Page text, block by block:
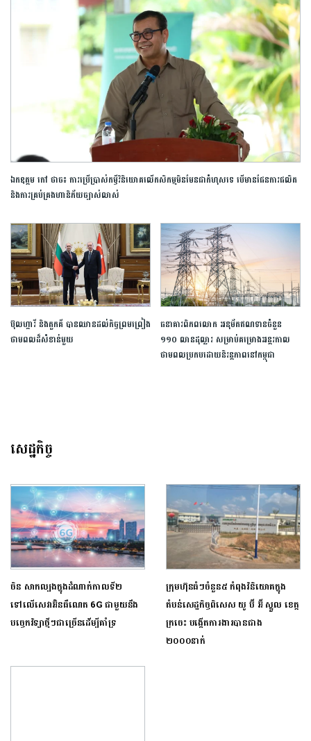
ឯកឧត្តម ​កៅ ​ថា​ច៖​ ​ការ​ប្រើប្រាស់​កម្ចី​វិនិយោគលើ​កសិកម្ម​មិន​មែន​ជា​កំហុស​ទេ ​បើ​មាន​ផែនការ​ផលិត​ ​
និង​ការ​គ្រប់គ្រង​ហានិភ័យ​ច្បាស់លាស់​
ប៊ុលហ្ការី និងតួកគី បានឈានដល់កិច្ចព្រមព្រៀង
ថាមពលដ៏សំខាន់មួយ
ធនាគារពិភពលោក អនុម័តឥណទាន​ចំនួន
១១០ លានដុល្លារ សម្រាប់គម្រោងអន្តរកាល
ថាមពលប្រកបដោយនិរន្តភាពនៅកម្ពុជា
សេដ្ឋកិច្ច
ចិន សាកល្បងក្នុងដំណាក់កាលទី២
ទៅលើសេវាអ៊ិនធឺណេត 6G ជាមួយនឹង
បច្ចេកវិទ្យាថ្មីៗជាច្រើនដើម្បីគាំទ្រ
ក្រុមហ៊ុន​ធំៗចំនួន​៥ កំពុង​វិនិយោគ​ក្នុង
តំបន់​សេដ្ឋកិច្ចពិសេស ​យូ ប៊ី អ៊ី ស្នួល​ ខេត្ត
ក្រចេះ បង្កើតការងារ​បានជាង​
២០០០នាក់